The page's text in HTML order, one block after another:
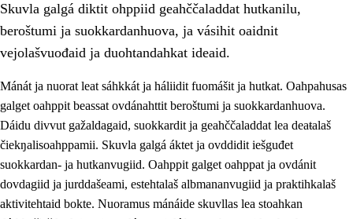
1. Oahpahusa árvovuođđu
1.1 Olmmošárvu
1.2 Identitehta ja kultuvrralaš girjáivuohta
1.3 Kritihkalaš jurddašeapmi ja ehtalaš diđolašvuohta
Skuvla galgá diktit ohppiid geahččaladdat hutkanilu,
beroštumi ja suokkardanhuova, ja vásihit oaidnit
vejolašvuođaid ja duohtandahkat ideaid.
Mánát ja nuorat leat sáhkkát ja háliidit fuomášit ja hutkat. Oahpahusas
galget oahppit beassat ovdánahttit beroštumi ja suokkardanhuova.
Dáidu divvut gažaldagaid, suokkardit ja geahččaladdat lea deaŧalaš
čiekŋalisoahppamii. Skuvla galgá áktet ja ovddidit iešguđet
suokkardan- ja hutkanvugiid. Oahppit galget oahppat ja ovdánit
dovdagiid ja jurddašeami, estehtalaš albmananvugiid ja praktihkalaš
aktivitehtaid bokte. Nuoramus mánáide skuvllas lea stoahkan